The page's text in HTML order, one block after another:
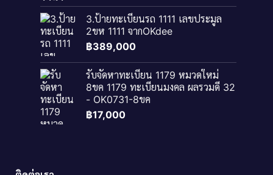
3.ป้ายทะเบียนรถ 1111 เลขประมูล
2ขห 1111 จากOKdee
฿389,000
รับจัดหาทะเบียน 1179 หมวดใหม่
8ขค 1179 ทะเบียนมงคล ผลรวมดี 32
- OK0731-8ขค
฿17,000